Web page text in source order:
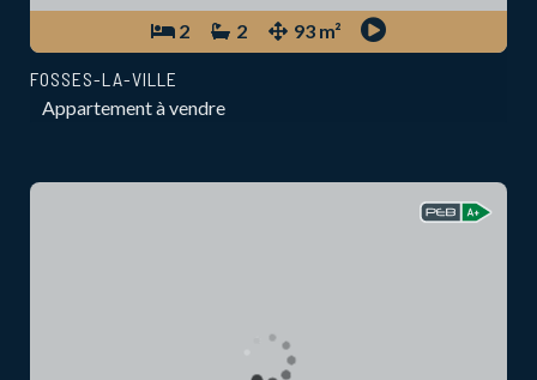
2 2 93 m²
FOSSES-LA-VILLE
Appartement à vendre